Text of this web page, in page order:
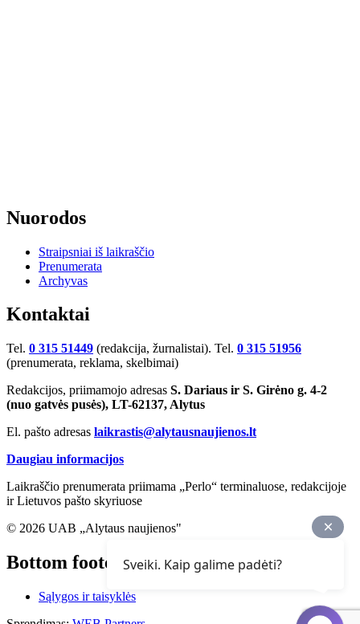
Nuorodos
Straipsniai iš laikraščio
Prenumerata
Archyvas
Kontaktai
Tel. 0 315 51449 (redakcija, žurnalistai). Tel. 0 315 51956
(prenumerata, reklama, skelbimai)
Redakcijos, priimamojo adresas S. Dariaus ir S. Girėno g. 4-2
(nuo gatvės pusės), LT-62137, Alytus
El. pašto adresas laikrastis@alytausnaujienos.lt
Daugiau informacijos
Laikraščio prenumerata priimama „Perlo“ terminaluose, redakcijoje
ir Lietuvos pašto skyriuose
© 2026 UAB „Alytaus naujienos"
Bottom footer
Sąlygos ir taisyklės
Sveiki. Kaip galime padėti?